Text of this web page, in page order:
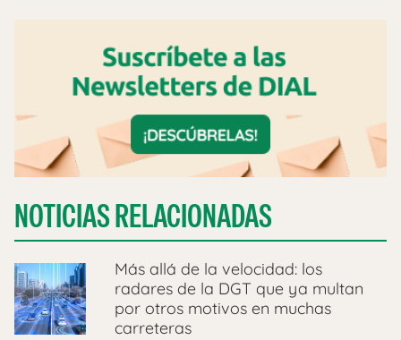
NOTICIAS RELACIONADAS
Más allá de la velocidad: los
radares de la DGT que ya multan
por otros motivos en muchas
carreteras